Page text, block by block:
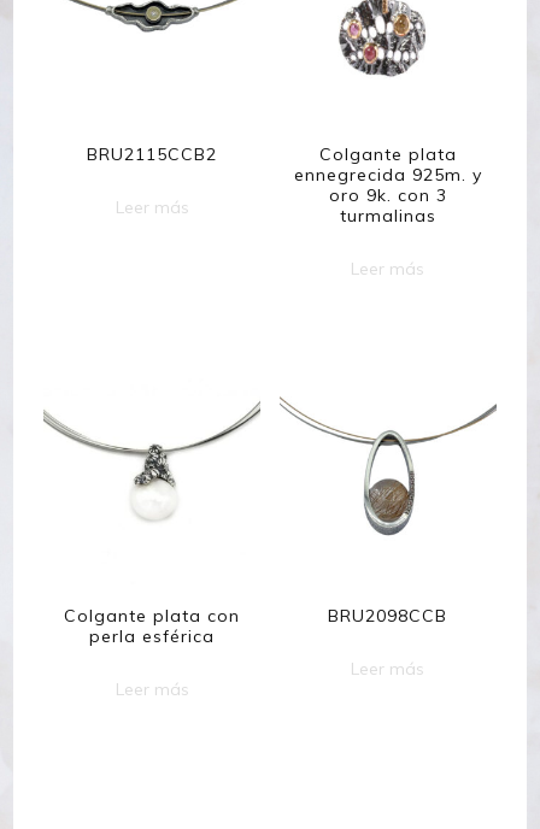
BRU2115CCB2
Leer más
Colgante plata
ennegrecida 925m. y
oro 9k. con 3
turmalinas
Leer más
Colgante plata con
perla esférica
Leer más
BRU2098CCB
Leer más